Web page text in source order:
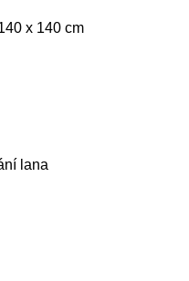
x 140 cm
lana